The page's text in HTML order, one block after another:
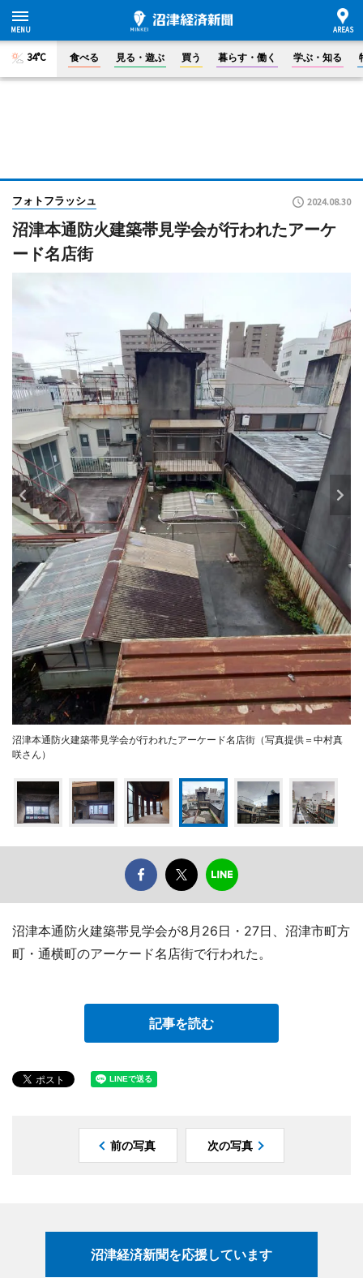
34°C 食べる 見る・遊ぶ 買う 暮らす・働く 学ぶ・知る
フォトフラッシュ 2024.08.30
沼津本通防火建築帯見学会が行われたアーケ
ード名店街
沼津本通防火建築帯見学会が行われたアーケード名店街（写真提供＝中村真
咲さん）
沼津本通防火建築帯見学会が8月26日・27日、沼津市町方
町・通横町のアーケード名店街で行われた。
記事を読む
前の写真 次の写真
沼津経済新聞を応援しています